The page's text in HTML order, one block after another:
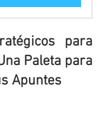
para
Paleta para
Apuntes